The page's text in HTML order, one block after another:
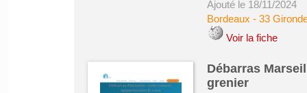
Ajouté le 18/11/2024
Bordeaux - 33
Voir la fiche
Débarras
grenier